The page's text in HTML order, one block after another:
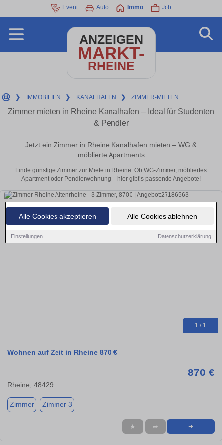
Alle Cookies akzeptieren Alle Cookies ablehnen
Einstellungen Datenschutzerklärung
Event Auto Immo Job
ANZEIGEN
MARKT-
RHEINE
❯ IMMOBILIEN ❯ KANALHAFEN ❯ ZIMMER-MIETEN
Zimmer mieten in Rheine Kanalhafen – Ideal für Studenten
& Pendler
Jetzt ein Zimmer in Rheine Kanalhafen mieten – WG &
möblierte Apartments
Finde günstige Zimmer zur Miete in Rheine. Ob WG-Zimmer, möbliertes
Apartment oder Pendlerwohnung – hier gibt’s passende Angebote!
1 / 1
Wohnen auf Zeit in Rheine 870 €
870 €
Rheine, 48429
Zimmer Zimmer 3
★ ➦ ➜